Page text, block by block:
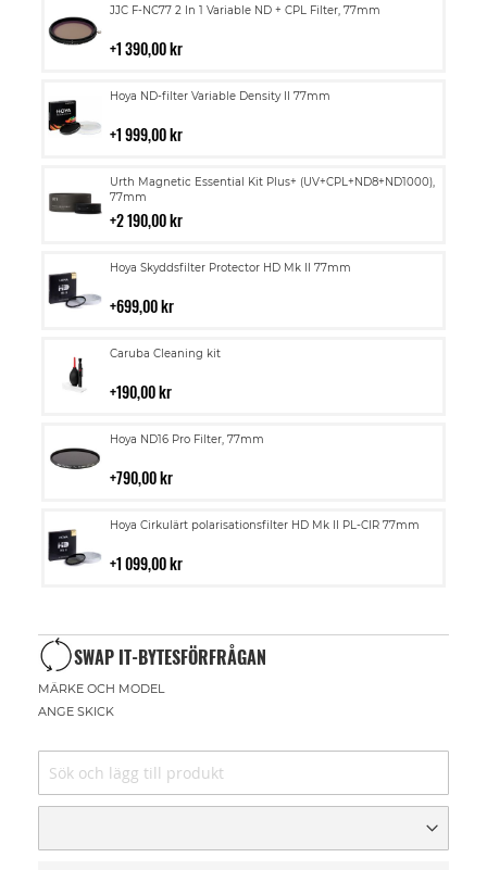
JJC F-NC77 2 In 1 Variable ND + CPL Filter, 77mm
1 390,00 kr
Lägg
i
Hoya ND-filter Variable Density II 77mm
1 999,00 kr
Lägg
i
Urth Magnetic Essential Kit Plus+ (UV+CPL+ND8+ND1000),
77mm
2 190,00 kr
Lägg
till
i
Hoya Skyddsfilter Protector HD Mk II 77mm
699,00 kr
Lägg
i
Caruba Cleaning kit
190,00 kr
Lägg
i
Hoya ND16 Pro Filter, 77mm
790,00 kr
Lägg
i
Hoya Cirkulärt polarisationsfilter HD Mk II PL-CIR 77mm
1 099,00 kr
Lägg
i
SWAP IT-BYTESFÖRFRÅGAN
MÄRKE OCH MODEL
ANGE SKICK